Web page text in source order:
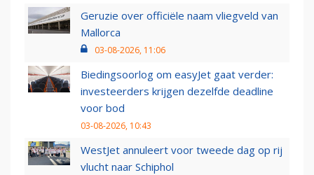
Geruzie over officiële naam vliegveld van
Mallorca
03-08-2026, 11:06
Biedingsoorlog om easyJet gaat verder:
investeerders krijgen dezelfde deadline
voor bod
03-08-2026, 10:43
WestJet annuleert voor tweede dag op rij
vlucht naar Schiphol